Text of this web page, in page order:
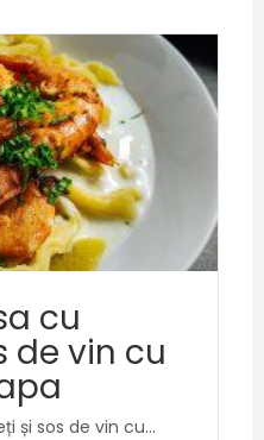
cu
de vin cu
și sos de vin cu...